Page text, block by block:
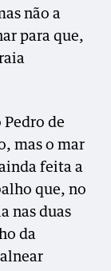
não a
para que,
Pedro de
mas o mar
feita a
que, no
nas duas
da